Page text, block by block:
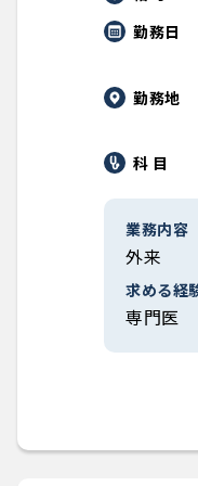
勤務日
勤務地
科 目
業務内容
外来
求める経
専門医